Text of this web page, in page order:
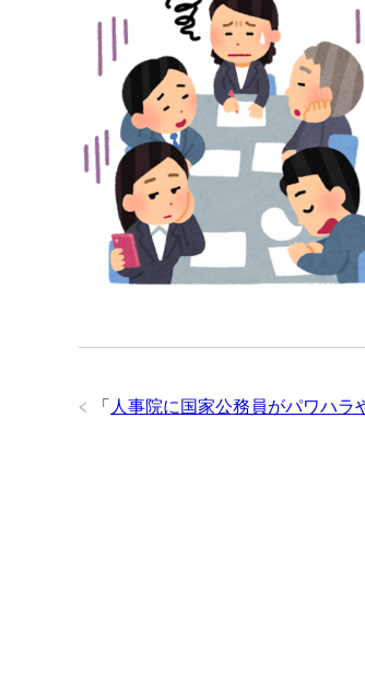
「 人事院に国家公務員がパワハラ